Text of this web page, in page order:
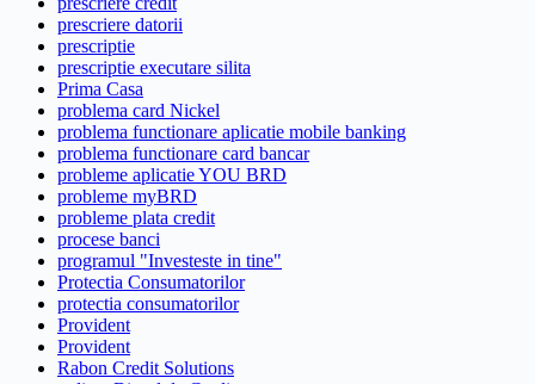
prescriere datorii
prescriptie
prescriptie executare silita
Prima Casa
problema card Nickel
problema functionare aplicatie mobile banking
problema functionare card bancar
probleme aplicatie YOU BRD
probleme myBRD
probleme plata credit
procese banci
programul "Investeste in tine"
Protectia Consumatorilor
protectia consumatorilor
Provident
Provident
Rabon Credit Solutions